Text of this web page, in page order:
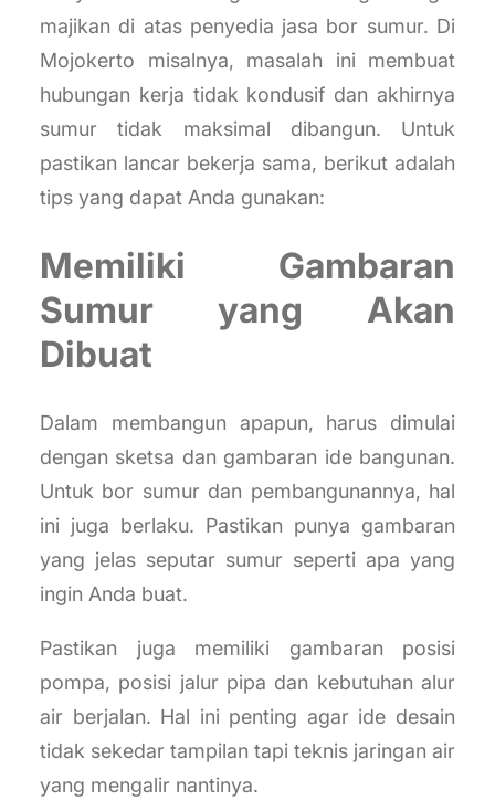
majikan di atas penyedia jasa bor sumur. Di
Mojokerto misalnya, masalah ini membuat
hubungan kerja tidak kondusif dan akhirnya
sumur tidak maksimal dibangun. Untuk
pastikan lancar bekerja sama, berikut adalah
tips yang dapat Anda gunakan:
Memiliki Gambaran
Sumur yang Akan
Dibuat
Dalam membangun apapun, harus dimulai
dengan sketsa dan gambaran ide bangunan.
Untuk bor sumur dan pembangunannya, hal
ini juga berlaku. Pastikan punya gambaran
yang jelas seputar sumur seperti apa yang
ingin Anda buat.
Pastikan juga memiliki gambaran posisi
pompa, posisi jalur pipa dan kebutuhan alur
air berjalan. Hal ini penting agar ide desain
tidak sekedar tampilan tapi teknis jaringan air
yang mengalir nantinya.